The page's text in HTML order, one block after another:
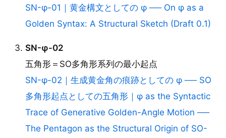
SN-φ-01｜黄金構文としての φ ── On φ as a
Golden Syntax: A Structural Sketch (Draft 0.1)
SN-φ-02
五角形＝SO多角形系列の最小起点
SN-φ-02｜生成黄金角の痕跡としての φ ── SO
多角形起点としての五角形｜φ as the Syntactic
Trace of Generative Golden-Angle Motion ──
The Pentagon as the Structural Origin of SO-